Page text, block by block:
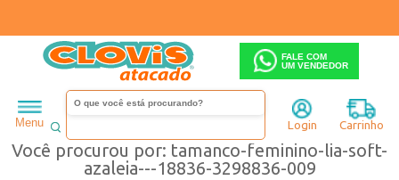
FALE COM
UM VENDEDOR
Menu Login Carrinho
tamanco-feminino-lia-soft-azaleia---18836-3298836-009
Você procurou por: tamanco-feminino-lia-soft-
azaleia---18836-3298836-009